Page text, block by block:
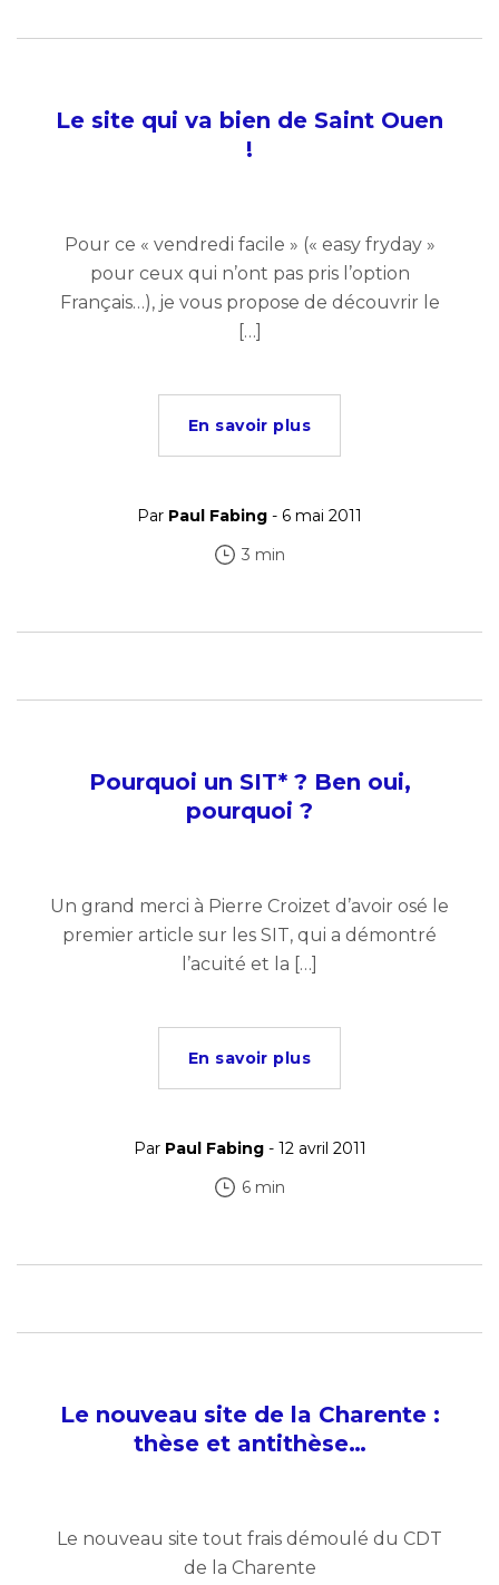
Le site qui va bien de Saint Ouen
!
Pour ce « vendredi facile » (« easy fryday »
pour ceux qui n’ont pas pris l’option
Français…), je vous propose de découvrir le
[…]
En savoir plus
Par Paul Fabing - 6 mai 2011
3 min
Pourquoi un SIT* ? Ben oui,
pourquoi ?
Un grand merci à Pierre Croizet d’avoir osé le
premier article sur les SIT, qui a démontré
l’acuité et la […]
En savoir plus
Par Paul Fabing- 12 avril 2011
6 min
Le nouveau site de la Charente :
thèse et antithèse…
Le nouveau site tout frais démoulé du CDT
de la Charente